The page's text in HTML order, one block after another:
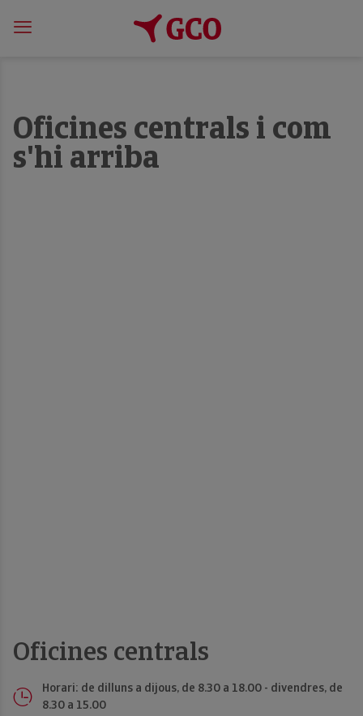
Oficines centrals i com
s'hi arriba
Oficines centrals
Horari: de dilluns a dijous, de 8.30 a 18.00 - divendres, de
8.30 a 15.00